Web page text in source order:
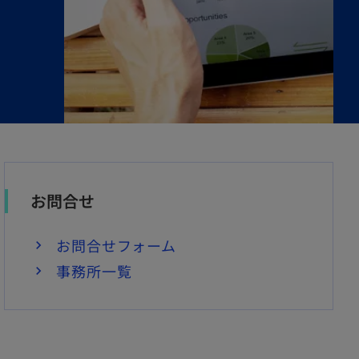
お問合せ
お問合せフォーム
事務所一覧